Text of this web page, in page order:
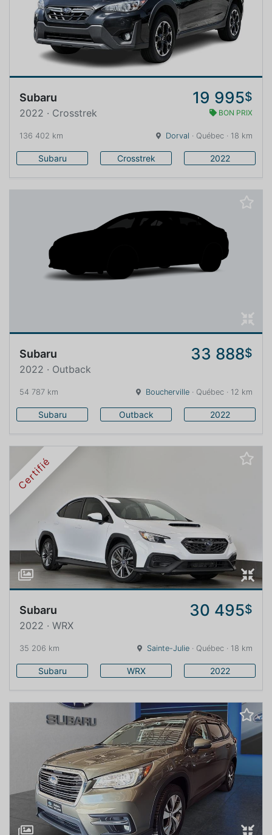
Subaru 19 995$
2022 · Crosstrek BON PRIX
136 402 km Dorval · Québec · 18 km
Subaru Crosstrek 2022
Subaru 33 888$
2022 · Outback
54 787 km Boucherville · Québec · 12 km
Subaru Outback 2022
Certifié
Subaru 30 495$
2022 · WRX
35 206 km Sainte-Julie · Québec · 18 km
Subaru WRX 2022